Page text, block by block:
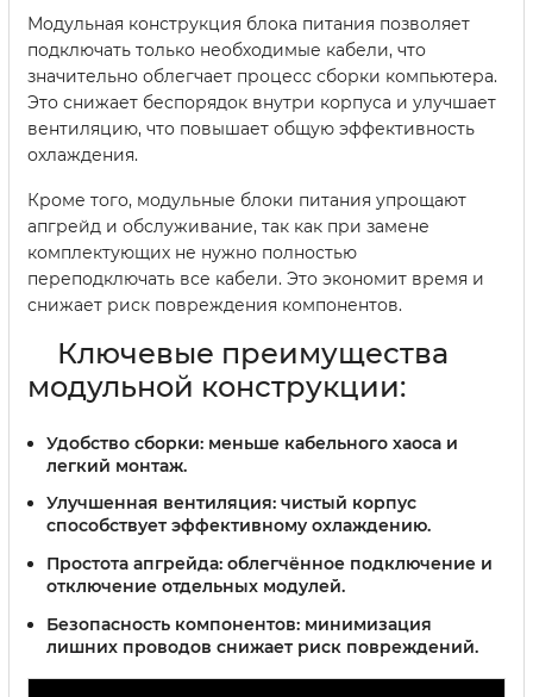
Модульная конструкция блока питания позволяет
подключать только необходимые кабели, что
значительно облегчает процесс сборки компьютера.
Это снижает беспорядок внутри корпуса и улучшает
вентиляцию, что повышает общую эффективность
охлаждения.
Кроме того, модульные блоки питания упрощают
апгрейд и обслуживание, так как при замене
комплектующих не нужно полностью
переподключать все кабели. Это экономит время и
снижает риск повреждения компонентов.
Ключевые преимущества
модульной конструкции:
Удобство сборки: меньше кабельного хаоса и
легкий монтаж.
Улучшенная вентиляция: чистый корпус
способствует эффективному охлаждению.
Простота апгрейда: облегчённое подключение и
отключение отдельных модулей.
Безопасность компонентов: минимизация
лишних проводов снижает риск повреждений.